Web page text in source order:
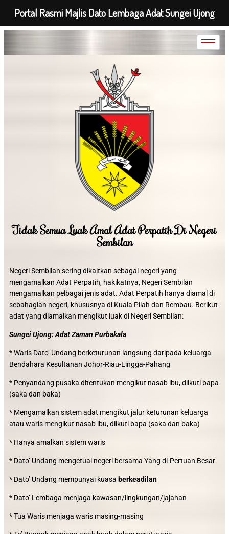
Tidak Semua Luak Amal Adat Perpatih Di Negeri
Sembilan
Negeri Sembilan sering dikaitkan sebagai negeri yang
mengamalkan Adat Perpatih, hakikatnya, Negeri Sembilan
mengamalkan pelbagai jenis adat. Adat Perpatih hanya diamal di
sebahagian negeri, khususnya di Kuala Pilah dan Rembau. Berikut
adat yang diamalkan mengikut luak di Negeri Sembilan:
Sungei Ujong: Adat Zaman Purbakala
* Waris Dato’ Undang berketurunan langsung daripada keluarga
Bendahara Kesultanan Johor-Riau-Lingga-Pahang
* Penyandang pusaka ditentukan mengikut nasab ibu, diikuti bapa
(saka dan baka)
* Mengamalkan sistem adat mengikut jalur keturunan keluarga
atau waris mengikut nasab ibu, diikuti bapa (saka dan baka)
* Hanya amalkan sistem waris
* Dato’ Undang mengetuai negeri bersama Yang di-Pertuan Besar
* Dato’ Undang mempunyai kuasa berkeadilan
* Dato’ Lembaga menjaga kawasan/lingkungan/jajahan
* Tua Waris menjaga waris masing-masing
Portal Rasmi Majlis Dato Lembaga Adat Sungei Ujong